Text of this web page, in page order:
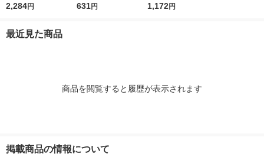
け♪ 江崎グリコ クレ
セット（9食）
2,284円
ん 1セット（1個×3）
631円
乳スープ 6個 カップ
1,172円
最近見た商品
商品を閲覧すると履歴が表示されます
掲載商品の情報について